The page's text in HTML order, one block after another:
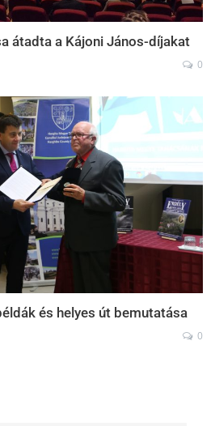
átadta a Kájoni János-díjakat
0
és helyes út bemutatása
0